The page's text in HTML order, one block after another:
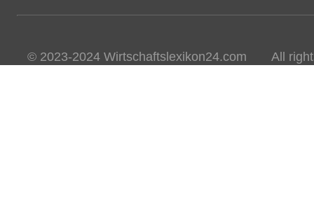
© 2023-2024 Wirtschaftslexikon24.com All